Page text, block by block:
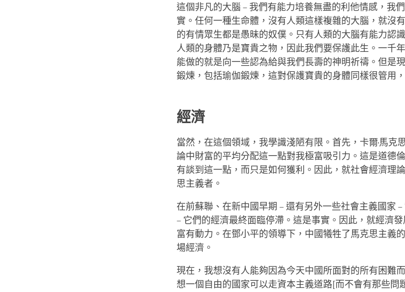
這個非凡的大腦 – 我們有能力培養無盡的利他情感，我
實。任何一種生命體，沒有人類這樣複雜的大腦，就沒
的有情眾生都是愚昧的奴僕。只有人類的大腦有能力認
人類的身體乃是寶貴之物，因此我們要保護此生。一千
能做的就是向一些認為給與我們長壽的神明祈禱。但是
鍛煉，包括瑜伽鍛煉，這對保護寶貴的身體同樣很管用
經濟
當然，在這個領域，我學識淺陋有限。首先，卡爾·馬克
論中財富的平均分配這一點對我極富吸引力。這是道德
有談到這一點，而只是如何獲利。因此，就社會經濟理
思主義者。
在前蘇聯、在新中國早期 – 還有另外一些社會主義國家 –
– 它們的經濟最終面臨停滯。這是事實。因此，就經濟
富有動力。在鄧小平的領導下，中國犧牲了馬克思主義
場經濟。
現在，我想沒有人能夠因為今天中國所面對的所有困難
想一個自由的國家可以走資本主義道路[而不會有那些問